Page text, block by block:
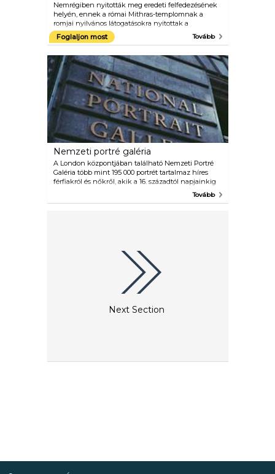
Nemrégiben nyitották meg eredeti felfedezésének
helyén, ennek a római Mithras-templomnak a
romjai nyilvános látogatásokra nyitottak a
Bloomberg európai központjának alagsorában 12
Walbrook. Van még néhány kiállítás, amelyek
egyaránt tartalmaznak. A belépés ingyenes.
Foglaljon most Tovább
Nemzeti portré galéria
A London központjában található Nemzeti Portré
Galéria több mint 195 000 portrét tartalmaz híres
férfiakról és nőkről, akik a 16. századtól napjainkig
alakították a brit történelmet. Olyan elismertTovább
Next Section